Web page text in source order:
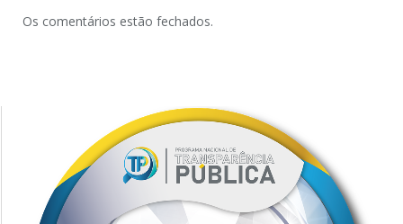
Os comentários estão fechados.